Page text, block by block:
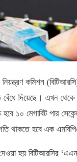
নিয়ন্ত্রণ কমিশন
বেঁধে দিয়েছে। এখন থেকে
১০ মেগাবিট পার
থাকতে হবে এক
হয় বিটিআরসির